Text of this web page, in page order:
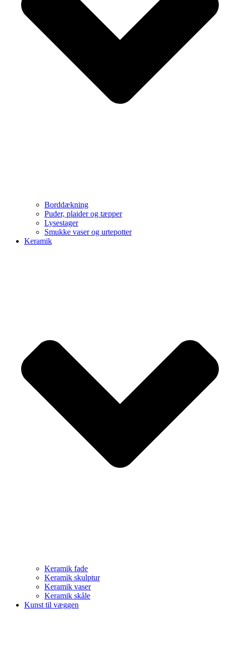
Borddækning
Puder, plaider og tæpper
Lysestager
Smukke vaser og urtepotter
Keramik
Keramik fade
Keramik skulptur
Keramik vaser
Keramik skåle
Kunst til væggen